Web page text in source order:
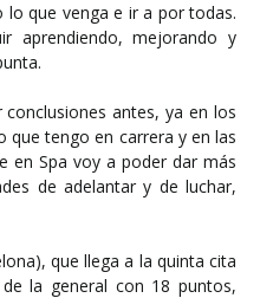
que venga e ir a por todas.
aprendiendo, mejorando y
antes, ya en los
que tengo en carrera y en las
en Spa voy a poder dar más
de adelantar y de luchar,
que llega a la quinta cita
la general con 18 puntos,